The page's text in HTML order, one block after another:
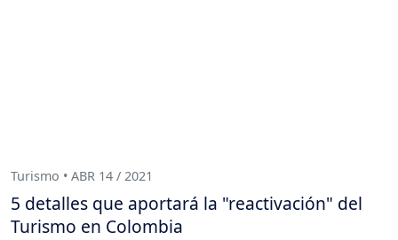
Turismo • ABR 14 / 2021
5 detalles que aportará la "reactivación" del
Turismo en Colombia